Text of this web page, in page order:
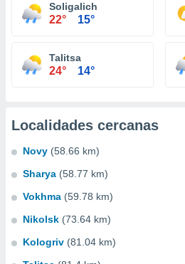
Soligalich
22° 15°
Talitsa
24° 14°
Localidades cercanas
Novy (58.66 km)
Sharya (58.77 km)
Vokhma (59.78 km)
Nikolsk (73.64 km)
Kologriv (81.04 km)